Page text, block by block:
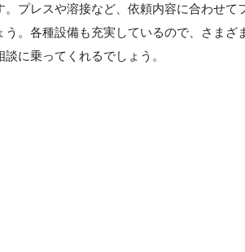
プレスや溶接など、依頼内容に合わせて
。各種設備も充実しているので、さまざ
に乗ってくれるでしょう。